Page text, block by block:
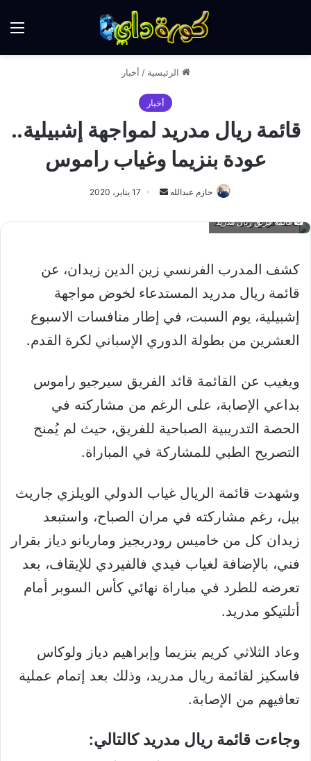
الرئيسية / أخبار
أخبار
قائمة ريال مدريد لمواجهة إشبيلية..
عودة بنزيما وغياب راموس
حازم عبدالله
أرسل
إلكترونيا
17 يناير، 2020
قائمة فريق ريال مدريد
كشف المدرب الفرنسي زين الدين زيدان، عن
قائمة ريال مدريد المستدعاء لخوض مواجهة
إشبيلية، يوم السبت، في إطار منافسات الاسبوع
العشرين من بطولة الدوري الإسباني لكرة القدم.
ويغيب عن القائمة قائد الفريق سيرجيو راموس
بداعي الإصابة، على الرغم من مشاركته في
الحصة التدريبية الصباحية للفريق، حيث لم يُمنح
التصريح الطبي للمشاركة في المباراة.
وشهدت قائمة الريال غياب الدولي الويلزي جاريث
بيل، رغم مشاركته في مران الصباح، واستبعد
زيدان كل من خاميس رودريجيز وماريانو دياز بقرار
فني، بالإضافة لغياب فيدي فالفيردي للإيقاف، بعد
تعرضه للطرد في مباراة نهائي كأس السوبر أمام
أتلتيكو مدريد.
وعاد الثلاثي كريم بنزيما وإبراهيم دياز ولوكاس
فاسكيز لقائمة ريال مدريد، وذلك بعد إتمام عملية
تعافيهم من الإصابة.
وجاءت قائمة ريال مدريد كالتالي: